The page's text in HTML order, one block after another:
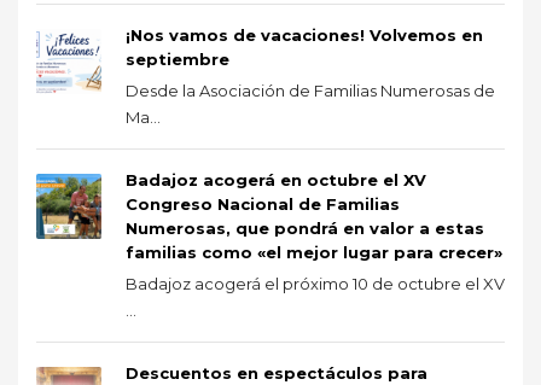
¡Nos vamos de vacaciones! Volvemos en
septiembre
Desde la Asociación de Familias Numerosas de
Ma...
Badajoz acogerá en octubre el XV
Congreso Nacional de Familias
Numerosas, que pondrá en valor a estas
familias como «el mejor lugar para crecer»
Badajoz acogerá el próximo 10 de octubre el XV
Descuentos en espectáculos para